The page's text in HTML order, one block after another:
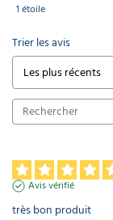
1 étoile
Trier les avis
Avis vérifié
très bon produit